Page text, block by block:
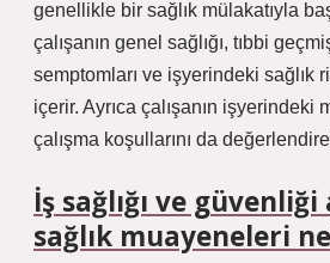
genellikle bir sağlık mülakatıyla
çalışanın genel sağlığı, tıbbi
semptomları ve işyerindeki sağlık
içerir. Ayrıca çalışanın işyerindeki
çalışma koşullarını da
İş sağlığı ve güvenliği
sağlık muayeneleri